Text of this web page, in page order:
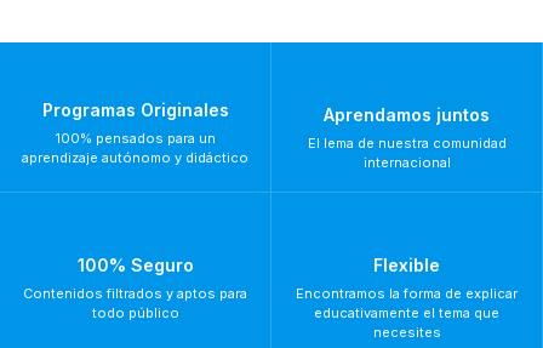
Programas Originales
100% pensados para un
aprendizaje autónomo y didáctico
Aprendamos juntos
El lema de nuestra comunidad
internacional
100% Seguro
Contenidos filtrados y aptos para
todo público
Flexible
Encontramos la forma de explicar
educativamente el tema que
necesites